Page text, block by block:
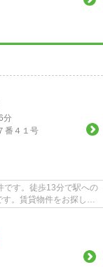
分
番４１号
です。徒歩13分で駅への
。賃貸物件をお探しの